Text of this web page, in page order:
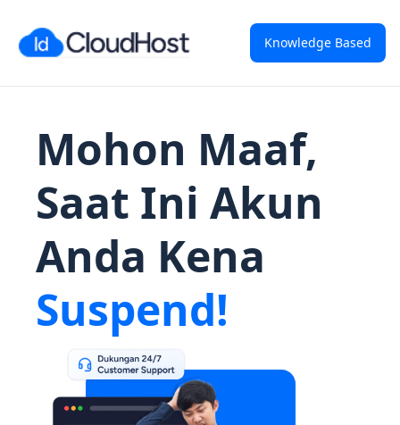
Knowledge Based
Mohon Maaf,
Saat Ini Akun
Anda Kena
Suspend!